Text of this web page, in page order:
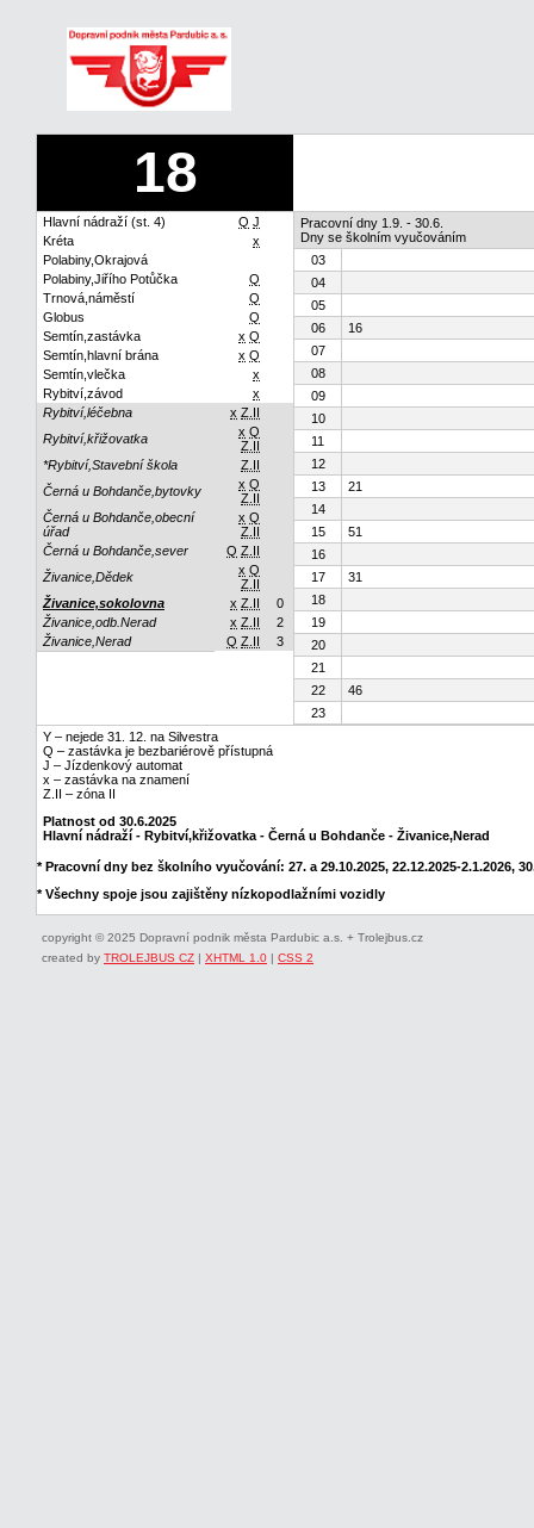
18
Hlavní nádraží (st. 4) Q J
Kréta
x
Polabiny,Okrajová
Polabiny,Jiřího Potůčka
Q
Trnová,náměstí
Q
Globus
Q
Semtín,zastávka
x Q
Semtín,hlavní brána
x Q
Semtín,vlečka
x
Rybitví,závod
x
Rybitví,léčebna
x Z.II
Rybitví,křižovatka
x Q
Z.II
*Rybitví,Stavební škola
Z.II
Černá u Bohdanče,bytovky
x Q
Z.II
Černá u Bohdanče,obecní
úřad
x Q
Z.II
Černá u Bohdanče,sever
Q Z.II
Živanice,Dědek
x Q
Z.II
Živanice,sokolovna
x Z.II
0
Živanice,odb.Nerad
x Z.II
2
Živanice,Nerad
Q Z.II 3
Pracovní dny 1.9. - 30.6.
Dny se školním vyučováním
03
04
05
06
16
07
08
09
10
11
12
13
21
14
15
51
16
17
31
18
19
20
21
22
46
23
Y – nejede 31. 12. na Silvestra
Q – zastávka je bezbariérově přístupná
J – Jízdenkový automat
x – zastávka na znamení
Z.II – zóna II
Platnost od 30.6.2025
Hlavní nádraží - Rybitví,křižovatka - Černá u Bohdanče - Živanice,Nerad
* Pracovní dny bez školního vyučování: 27. a 29.10.2025, 22.12.2025-2.1.2026,
* Všechny spoje jsou zajištěny nízkopodlažními vozidly
copyright © 2025 Dopravní podnik města Pardubic a.s. + Trolejbus.cz
created by TROLEJBUS CZ | XHTML 1.0 | CSS 2